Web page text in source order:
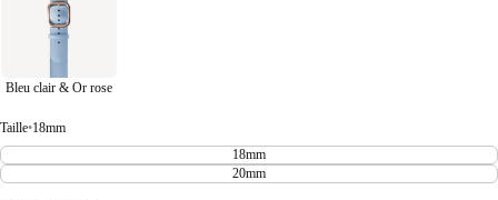
Bleu clair & Or rose
Taille•18mm
18mm
20mm